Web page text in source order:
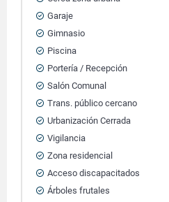
Garaje
Gimnasio
Piscina
Portería / Recepción
Salón Comunal
Trans. público cercano
Urbanización Cerrada
Vigilancia
Zona residencial
Acceso discapacitados
Árboles frutales